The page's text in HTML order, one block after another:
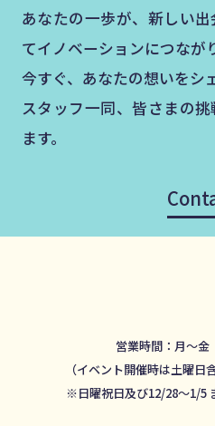
あなたの一歩が、新しい
てイノベーションにつなが
今すぐ、あなたの想いをシ
スタッフ一同、皆さまの
ます。
営業時間：月～
（イベント開催時は土曜日
※日曜祝日及び12/28～1/5